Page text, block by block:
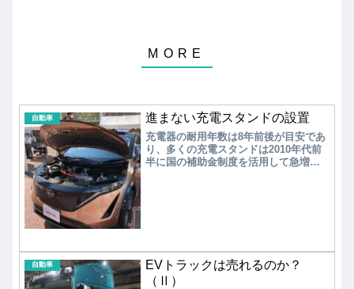
自動車 進まない充電スタンドの設置
充電器の耐用年数は8年前後が目安であ
り、多くの充電スタンドは2010年代前
半に国の補助金制度を活用して急増し
状況にある。今後、ガソリンスタンド
への併設など、安全対策を含めた法制
化も必要である。
自動車
EVトラックは売れるのか？
（Ⅱ）